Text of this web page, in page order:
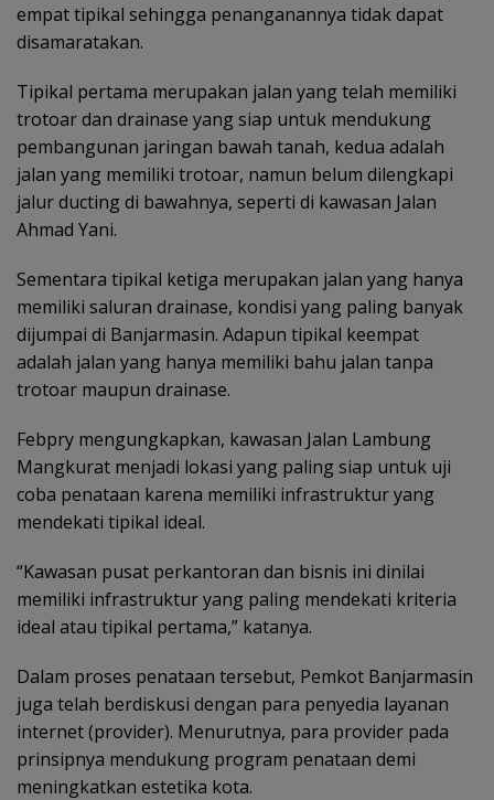
empat tipikal sehingga penanganannya tidak dapat
disamaratakan.
Tipikal pertama merupakan jalan yang telah memiliki
trotoar dan drainase yang siap untuk mendukung
pembangunan jaringan bawah tanah, kedua adalah
jalan yang memiliki trotoar, namun belum dilengkapi
jalur ducting di bawahnya, seperti di kawasan Jalan
Ahmad Yani.
Sementara tipikal ketiga merupakan jalan yang hanya
memiliki saluran drainase, kondisi yang paling banyak
dijumpai di Banjarmasin. Adapun tipikal keempat
adalah jalan yang hanya memiliki bahu jalan tanpa
trotoar maupun drainase.
Febpry mengungkapkan, kawasan Jalan Lambung
Mangkurat menjadi lokasi yang paling siap untuk uji
coba penataan karena memiliki infrastruktur yang
mendekati tipikal ideal.
“Kawasan pusat perkantoran dan bisnis ini dinilai
memiliki infrastruktur yang paling mendekati kriteria
ideal atau tipikal pertama,” katanya.
Dalam proses penataan tersebut, Pemkot Banjarmasin
juga telah berdiskusi dengan para penyedia layanan
internet (provider). Menurutnya, para provider pada
prinsipnya mendukung program penataan demi
meningkatkan estetika kota.